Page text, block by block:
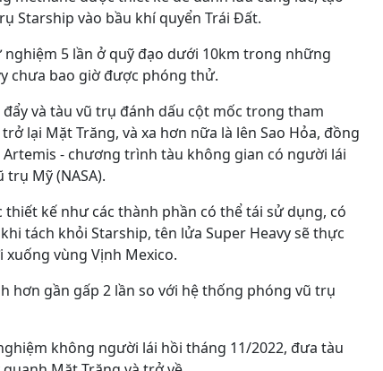
Starship vào bầu khí quyển Trái Đất.
5 lần ở quỹ đạo dưới 10km trong những
chưa bao giờ được phóng thử.
và tàu vũ trụ đánh dấu cột mốc trong tham
lại Mặt Trăng, và xa hơn nữa là lên Sao Hỏa, đồng
- chương trình tàu không gian có người lái
Mỹ (NASA).
kế như các thành phần có thể tái sử dụng, có
tách khỏi Starship, tên lửa Super Heavy sẽ thực
vùng Vịnh Mexico.
hơn gần gấp 2 lần so với hệ thống phóng vũ trụ
không người lái hồi tháng 11/2022, đưa tàu